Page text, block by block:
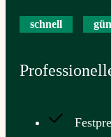
schnell